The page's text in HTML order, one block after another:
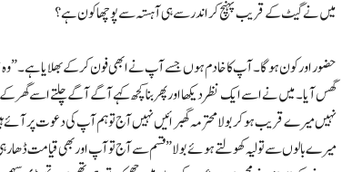
میں نے گیٹ کے قریب پہنچ کر اندر سے ہی آہستہ سے پوچھا کون ہے؟
گھس آیا۔ میں نے اسے ایک نظر دیکھا اور پھر بنا کچھ کہے آگے آگے چلتے اسے گھر کے
نہیں میرے قریب ہو کر بولا محترمہ گھبرائیں نہیں آج تو ہم آپ کی دعوت پر
میرے بالوں سے تولیہ کھولتے ہوئے بولا ” قسم سے آج تو آپ اور بھی قیامت